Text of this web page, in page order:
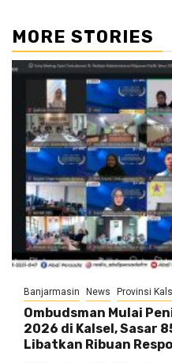
MORE STORIES
Banjarmasin News Provinsi
Ombudsman Mulai
2026 di Kalsel, Sasar
Libatkan Ribuan